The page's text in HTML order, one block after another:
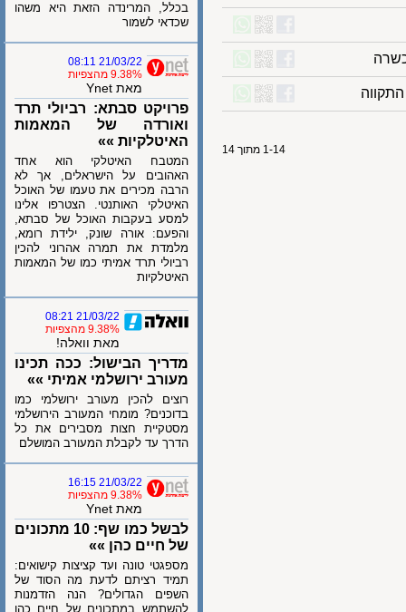
1-14 מתוך 14
בכלל, המרינדה הזאת היא משהו
שכדאי לשמור
21/03/22 08:11
9.38% מהצפיות
מאת Ynet
פרויקט סבתא: רביולי תרד
ואורדה של המאמות
האיטלקיות »»
המטבח האיטלקי הוא אחד
האהובים על הישראלים, אך לא
הרבה מכירים את טעמו של האוכל
האיטלקי האותנטי. הצטרפו אלינו
למסע בעקבות האוכל של סבתא,
והפעם: אורה שונק, ילידת רומא,
מלמדת את תמרה אהרוני להכין
רביולי תרד אמיתי כמו של המאמות
האיטלקיות
21/03/22 08:21
9.38% מהצפיות
מאת וואלה!
מדריך הבישול: ככה תכינו
מעורב ירושלמי אמיתי »»
רוצים להכין מעורב ירושלמי כמו
בדוכנים? מומחי המעורב הירושלמי
מסטקיית חצות מסבירים את כל
הדרך עד לקבלת המעורב המושלם
21/03/22 16:15
9.38% מהצפיות
מאת Ynet
לבשל כמו שף: 10 מתכונים
של חיים כהן »»
מספגטי טונה ועד קציצות קישואים:
תמיד רציתם לדעת מה הסוד של
השפים הגדולים? הנה הזדמנות
להשתמש במתכונים של חיים כהן